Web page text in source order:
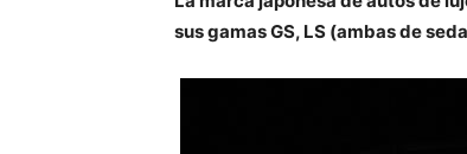
sus gamas GS, LS (ambas de